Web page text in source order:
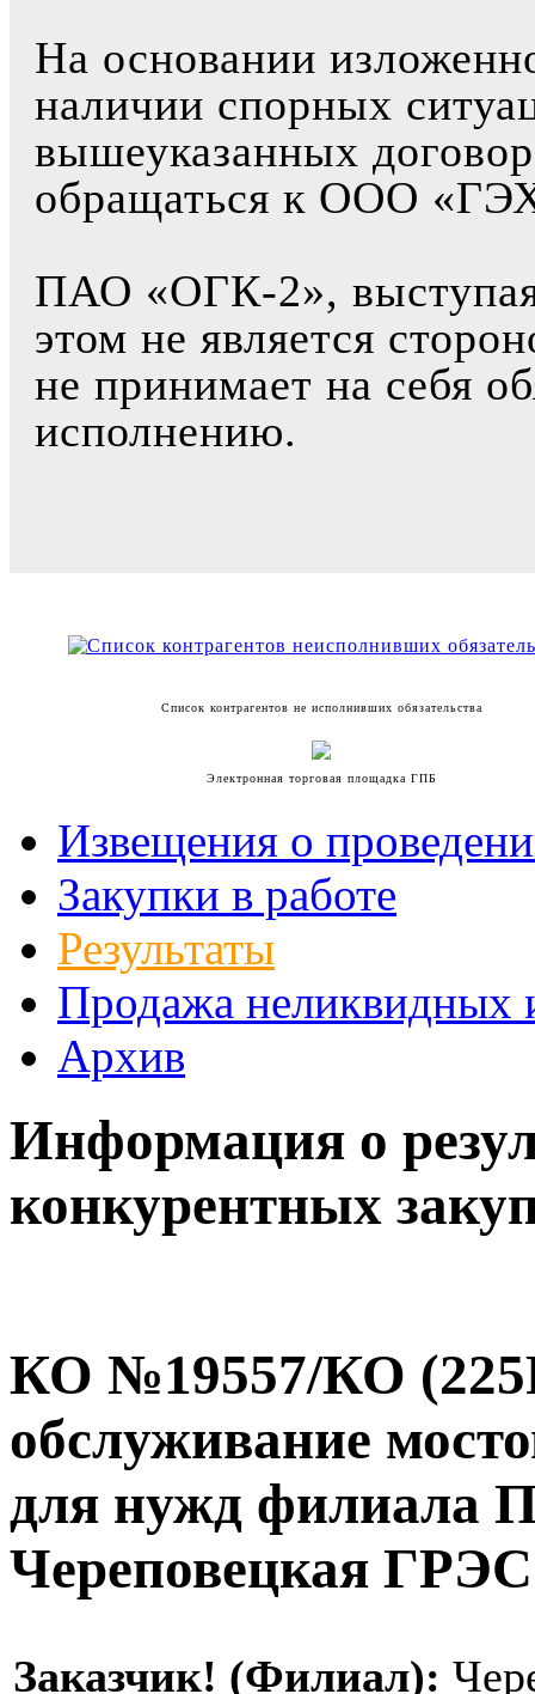
На основании
наличии спорных
вышеуказанных
обращаться к ООО
ПАО «ОГК-2», выступая
этом не является
не принимает на себя
исполнению.
Список контрагентов не исполнивших обязательства
Электронная торговая площадка ГПБ
Извещения о
Закупки в работе
Результаты
Продажа
Архив
Информация о
конкурентных
КО №19557/КО
обслуживание
для нужд
Череповецкая ГРЭС
Заказчик! (Филиал):